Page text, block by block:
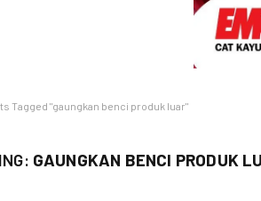
Tagged "gaungkan benci produk luar"
GAUNGKAN BENCI PRODUK